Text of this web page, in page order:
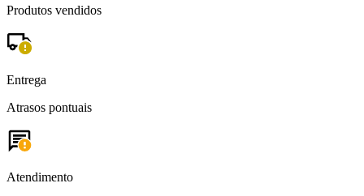
Produtos vendidos
Entrega
Atrasos pontuais
Atendimento